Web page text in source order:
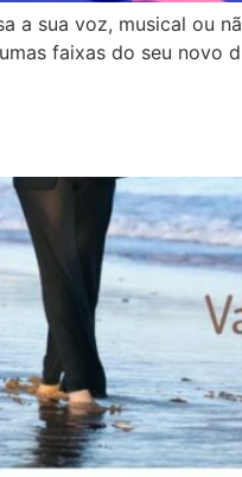
a sua voz, musical ou
faixas do seu novo